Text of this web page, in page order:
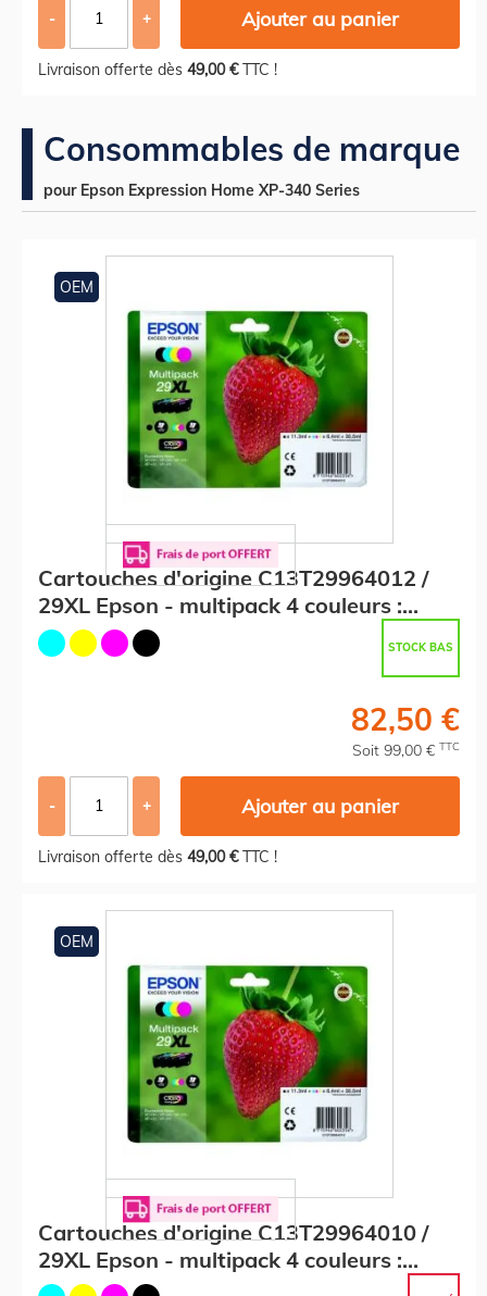
- + Ajouter au panier
Livraison offerte dès 49,00 €TTC !
Consommables de marque
pour Epson Expression Home XP-340 Series
OEM
Cartouches d'origine C13T29964012 /
29XL Epson - multipack 4 couleurs :
noire, cyan, magenta, jaune
STOCK BAS
82,50 €
Soit 99,00 € TTC
- + Ajouter au panier
Livraison offerte dès 49,00 €TTC !
OEM
Cartouches d'origine C13T29964010 /
29XL Epson - multipack 4 couleurs :
noire, cyan, magenta, jaune